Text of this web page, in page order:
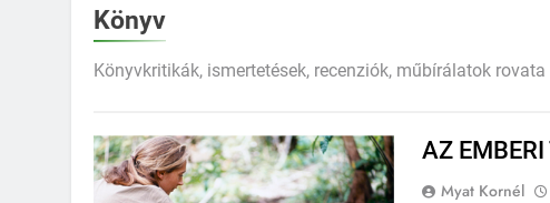
Könyv
Könyvkritikák, ismertetések, recenziók, műbírálatok rovata
AZ EMBERI
Myat Kornél